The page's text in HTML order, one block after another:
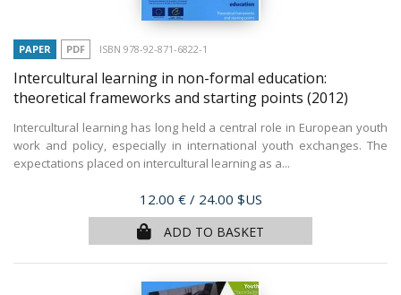
PAPER PDF ISBN 978-92-871-6822-1
Intercultural learning in non-formal education:
theoretical frameworks and starting points (2012)
Intercultural learning has long held a central role in European youth
work and policy, especially in international youth exchanges. The
expectations placed on intercultural learning as a...
Price
12.00 € / 24.00 $US
ADD TO BASKET